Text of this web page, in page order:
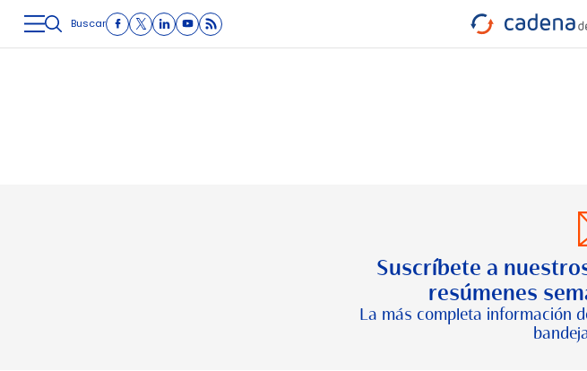
LOGÍSTICA INMOLOGÍSTICA INTRALOGÍSTICA CARRETERA
CARRETERA
Buscar
Suscríbete a
resúmenes
La más completa información